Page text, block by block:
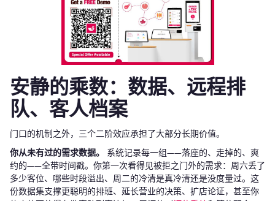
安静的乘数：数据、远程排
队、客人档案
门口的机制之外，三个二阶效应承担了大部分长期价值。
你从未有过的需求数据。
系统记录每一组——落座的、走掉的、爽
约的——全带时间戳。你第一次看得见被拒之门外的需求：周六丢了
多少客位、哪些时段溢出、周二的冷清是真冷清还是没度量过。这
份数据集支撑更聪明的排班、延长营业的决策、扩店论证，甚至你